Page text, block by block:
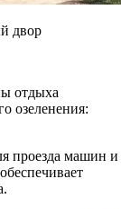
двор
отдыха
озеленения:
проезда машин и